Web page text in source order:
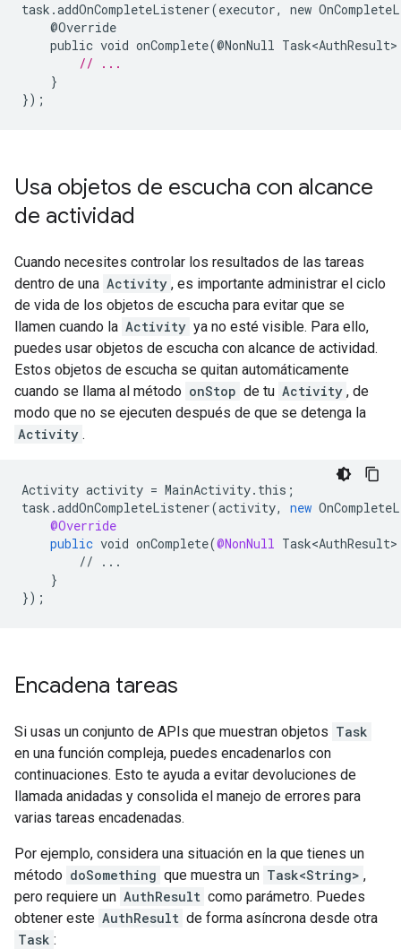
task .addOnCompleteListener(executor, new
@Override
public void onComplete(@NonNull Task<AuthResult>
// ...
}
});
Usa objetos de escucha con alcance
de actividad
Cuando necesites controlar los resultados de las tareas
dentro de una Activity , es importante administrar el ciclo
de vida de los objetos de escucha para evitar que se
llamen cuando la Activity ya no esté visible. Para ello,
puedes usar objetos de escucha con alcance de actividad.
Estos objetos de escucha se quitan automáticamente
cuando se llama al método onStop de tu Activity , de
modo que no se ejecuten después de que se detenga la
Activity .
Activity activity = MainActivity. this ;
task .addOnCompleteListener(activity, new
@Override
public void onComplete(@NonNull Task<AuthResult>
//
...
}
});
Encadena tareas
Si usas un conjunto de APIs que muestran objetos Task
en una función compleja, puedes encadenarlos con
continuaciones. Esto te ayuda a evitar devoluciones de
llamada anidadas y consolida el manejo de errores para
varias tareas encadenadas.
Por ejemplo, considera una situación en la que tienes un
método doSomething que muestra un Task<String> ,
pero requiere un AuthResult como parámetro. Puedes
obtener este AuthResult de forma asíncrona desde otra
Task :